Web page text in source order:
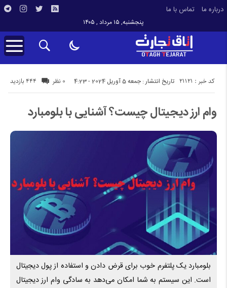
درباره ما تماس با ما
پنجشنبه, ۱۵ مرداد , ۱۴۰۵
تاریخ انتشار : جمعه 5 آوریل 2024 - 4:23 444 بازدید کد خبر : 21121 0 نظر
وام ارز دیجیتال چیست؟ آشنایی با بلومبارد
بلومبارد یک پلتفرم خوب برای قرض دادن و استفاده از پول دیجیتال
است. این سیستم به شما امکان می‌دهد به سادگی وام ارز دیجیتال